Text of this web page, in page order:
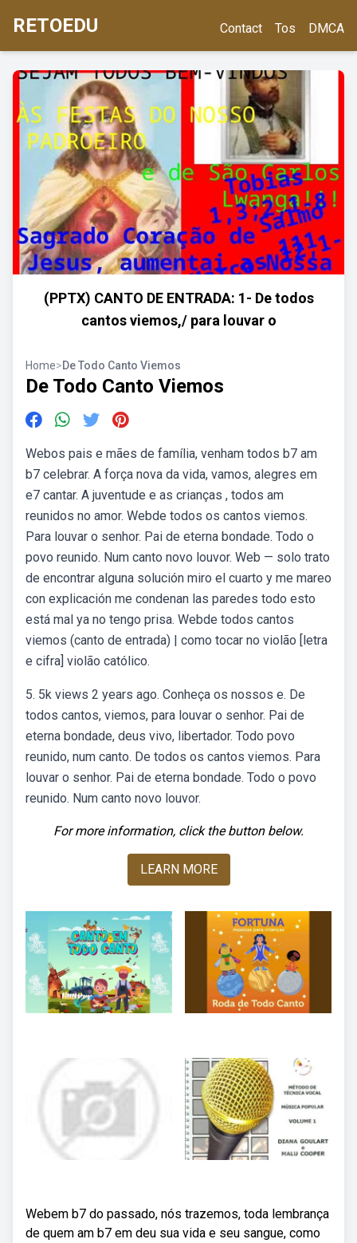
RETOEDU Contact Tos DMCA
(PPTX) CANTO DE ENTRADA: 1- De todos
cantos viemos,/ para louvar o
Home>De Todo Canto Viemos
De Todo Canto Viemos
Webos pais e mães de família, venham todos b7 am
b7 celebrar. A força nova da vida, vamos, alegres em
e7 cantar. A juventude e as crianças , todos am
reunidos no amor. Webde todos os cantos viemos.
Para louvar o senhor. Pai de eterna bondade. Todo o
povo reunido. Num canto novo louvor. Web — solo trato
de encontrar alguna solución miro el cuarto y me mareo
con explicación me condenan las paredes todo esto
está mal ya no tengo prisa. Webde todos cantos
viemos (canto de entrada) | como tocar no violão [letra
e cifra] violão católico.
5. 5k views 2 years ago. Conheça os nossos e. De
todos cantos, viemos, para louvar o senhor. Pai de
eterna bondade, deus vivo, libertador. Todo povo
reunido, num canto. De todos os cantos viemos. Para
louvar o senhor. Pai de eterna bondade. Todo o povo
reunido. Num canto novo louvor.
For more information, click the button below.
LEARN MORE
Webem b7 do passado, nós trazemos, toda lembrança
de quem am b7 em deu sua vida e seu sangue, como